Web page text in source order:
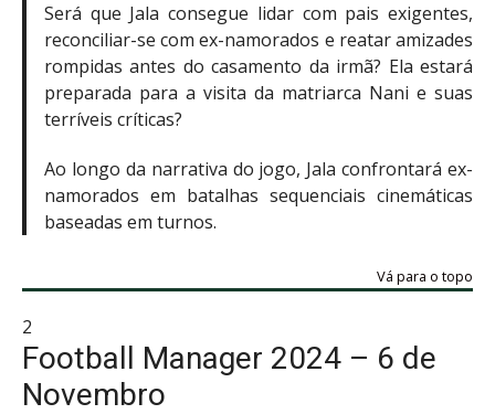
Será que Jala consegue lidar com pais exigentes,
reconciliar-se com ex-namorados e reatar amizades
rompidas antes do casamento da irmã? Ela estará
preparada para a visita da matriarca Nani e suas
terríveis críticas?
Ao longo da narrativa do jogo, Jala confrontará ex-
namorados em batalhas sequenciais cinemáticas
baseadas em turnos.
Vá para o topo
2
Football Manager 2024 – 6 de
Novembro